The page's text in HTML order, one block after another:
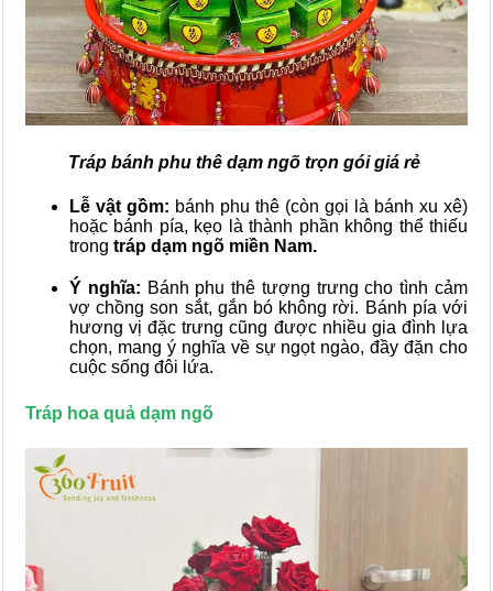
Tráp bánh phu thê dạm ngõ trọn gói giá rẻ
Lễ vật gồm: bánh phu thê (còn gọi là bánh xu xê)
hoặc bánh pía, kẹo là thành phần không thể thiếu
trong tráp dạm ngõ miền Nam.
Ý nghĩa: Bánh phu thê tượng trưng cho tình cảm
vợ chồng son sắt, gắn bó không rời. Bánh pía với
hương vị đặc trưng cũng được nhiều gia đình lựa
chọn, mang ý nghĩa về sự ngọt ngào, đầy đặn cho
cuộc sống đôi lứa.
Tráp hoa quả dạm ngõ